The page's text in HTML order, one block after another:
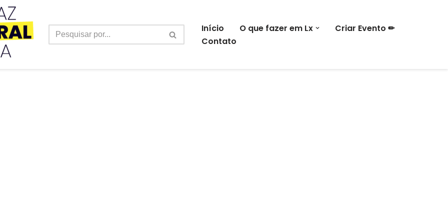
Início O que fazer em Lx
Criar Evento ✏
Contato